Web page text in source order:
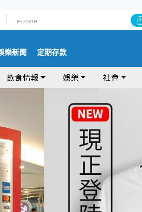
e-zone
樂新聞 定期存款
飲食情報 娛樂 社會